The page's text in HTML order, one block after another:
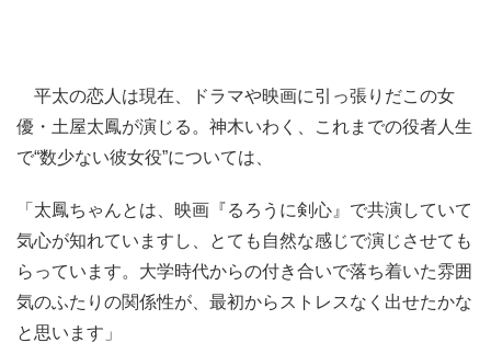
平太の恋人は現在、ドラマや映画に引っ張りだこの女
優・土屋太鳳が演じる。神木いわく、これまでの役者人生
で“数少ない彼女役”については、
「太鳳ちゃんとは、映画『るろうに剣心』で共演していて
気心が知れていますし、とても自然な感じで演じさせても
らっています。大学時代からの付き合いで落ち着いた雰囲
気のふたりの関係性が、最初からストレスなく出せたかな
と思います」